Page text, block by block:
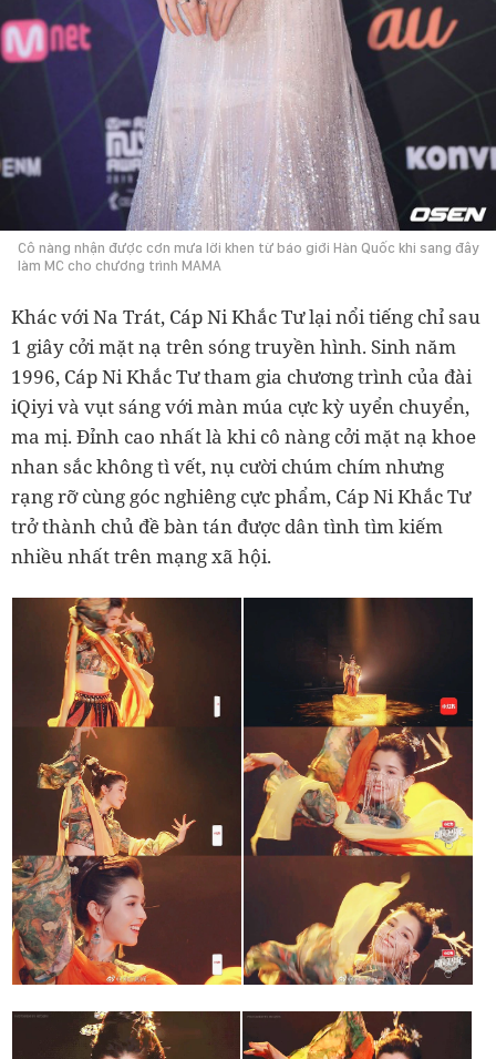
Cô nàng nhận được cơn mưa lời khen từ báo giới Hàn Quốc khi sang đây
làm MC cho chương trình MAMA
Khác với Na Trát, Cáp Ni Khắc Tư lại nổi tiếng chỉ sau
1 giây cởi mặt nạ trên sóng truyền hình. Sinh năm
1996, Cáp Ni Khắc Tư tham gia chương trình của đài
iQiyi và vụt sáng với màn múa cực kỳ uyển chuyển,
ma mị. Đỉnh cao nhất là khi cô nàng cởi mặt nạ khoe
nhan sắc không tì vết, nụ cười chúm chím nhưng
rạng rỡ cùng góc nghiêng cực phẩm, Cáp Ni Khắc Tư
trở thành chủ đề bàn tán được dân tình tìm kiếm
nhiều nhất trên mạng xã hội.